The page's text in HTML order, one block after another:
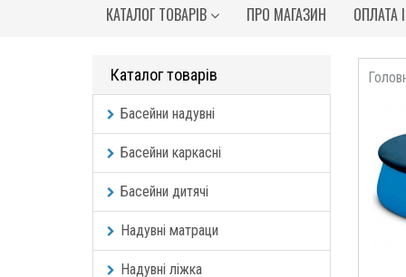
КАТАЛОГ ТОВАРІВ ПРО МАГАЗИН ОПЛАТА
Каталог товарів
Басейни надувні
Басейни каркасні
Басейни дитячі
Надувні матраци
Надувні ліжка